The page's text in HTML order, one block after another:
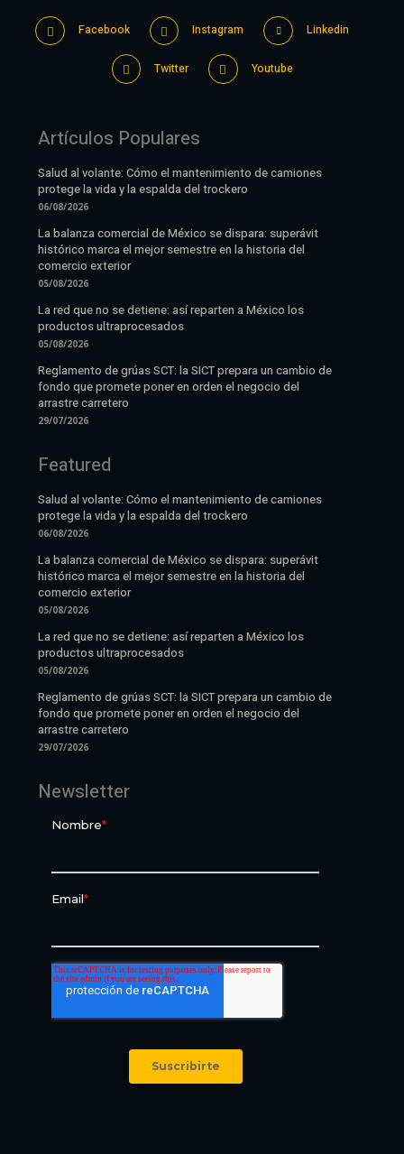
Facebook Instagram Linkedin
Twitter Youtube
Artículos Populares
Salud al volante: Cómo el mantenimiento de camiones
protege la vida y la espalda del trockero
06/08/2026
La balanza comercial de México se dispara: superávit
histórico marca el mejor semestre en la historia del
comercio exterior
05/08/2026
La red que no se detiene: así reparten a México los
productos ultraprocesados
05/08/2026
Reglamento de grúas SCT: la SICT prepara un cambio de
fondo que promete poner en orden el negocio del
arrastre carretero
29/07/2026
Featured
Salud al volante: Cómo el mantenimiento de camiones
protege la vida y la espalda del trockero
06/08/2026
La balanza comercial de México se dispara: superávit
histórico marca el mejor semestre en la historia del
comercio exterior
05/08/2026
La red que no se detiene: así reparten a México los
productos ultraprocesados
05/08/2026
Reglamento de grúas SCT: la SICT prepara un cambio de
fondo que promete poner en orden el negocio del
arrastre carretero
29/07/2026
Newsletter